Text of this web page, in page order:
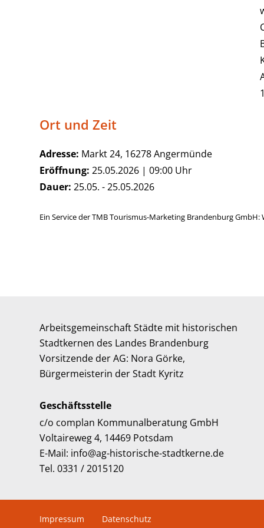
Ort und Zeit
Adresse: Markt 24, 16278 Angermünde
Eröffnung: 25.05.2026 | 09:00 Uhr
Dauer: 25.05. - 25.05.2026
Ein Service der TMB Tourismus-Marketing Brandenburg GmbH:
Arbeitsgemeinschaft Städte mit historischen
Stadtkernen des Landes Brandenburg
Vorsitzende der AG: Nora Görke,
Bürgermeisterin der Stadt Kyritz
Geschäftsstelle
c/o complan Kommunalberatung GmbH
Voltaireweg 4, 14469 Potsdam
E-Mail: info@ag-historische-stadtkerne.de
Tel. 0331 / 2015120
Impressum Datenschutz